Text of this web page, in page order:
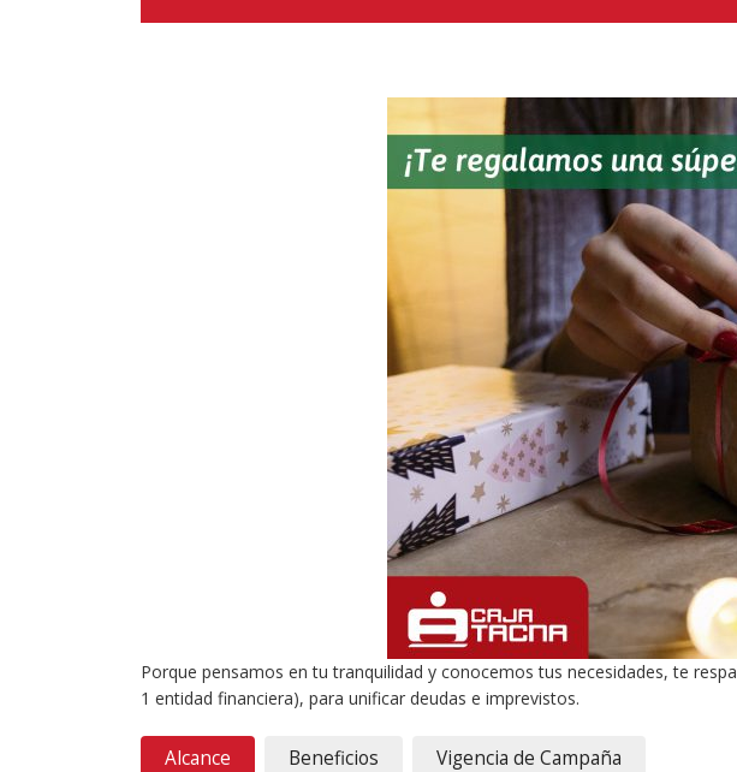
Porque pensamos en tu tranquilidad y conocemos tus necesidades, te
1 entidad financiera), para unificar deudas e imprevistos.
Alcance Beneficios Vigencia de Campaña